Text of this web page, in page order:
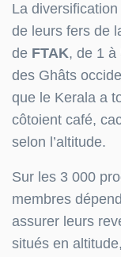
La
de leurs fers de
de FTAK, de 1 à
des Ghâts
que le Kerala a
côtoient café,
selon l’altitude.
Sur les 3 000
membres
assurer leurs
situés en